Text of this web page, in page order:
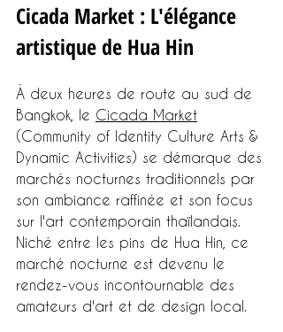
Cicada Market : L'élégance
artistique de Hua Hin
À deux heures de route au sud de
Bangkok, le Cicada Market
(Community of Identity Culture Arts &
Dynamic Activities) se démarque des
marchés nocturnes traditionnels par
son ambiance raffinée et son focus
sur l'art contemporain thaïlandais.
Niché entre les pins de Hua Hin, ce
marché nocturne est devenu le
rendez-vous incontournable des
amateurs d'art et de design local.